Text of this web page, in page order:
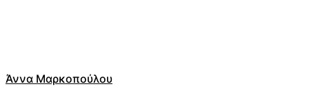
Άννα Μαρκοπούλου